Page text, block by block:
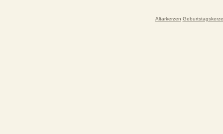
Altarkerzen